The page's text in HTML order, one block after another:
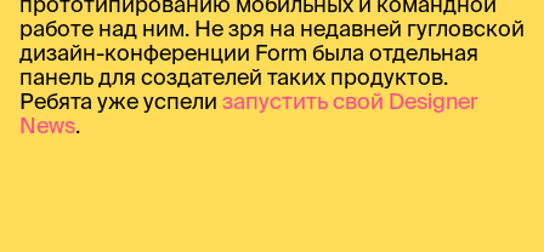
работе над ним. Не зря на недавней гугловской
дизайн-конференции Form была отдельная
панель для создателей таких продуктов.
Ребята уже успели запустить свой Designer
News.